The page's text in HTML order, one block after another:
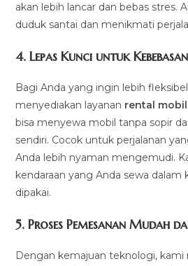
akan lebih lancar dan bebas stres.
duduk santai dan menikmati
4.Lepas Kunci untuk Kebebasan
Bagi Anda yang ingin lebih
menyediakan layanan rental
bisa menyewa mobil tanpa sopir
sendiri. Cocok untuk perjalanan
Anda lebih nyaman mengemudi.
kendaraan yang Anda sewa dalam
dipakai.
5.Proses Pemesanan Mudah
Dengan kemajuan teknologi,